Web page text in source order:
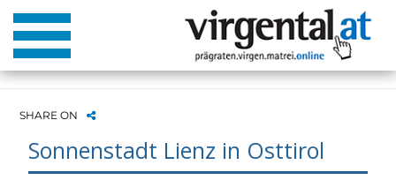
SHARE ON
Sonnenstadt Lienz in Osttirol